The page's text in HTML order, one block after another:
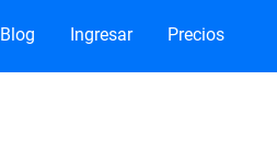
Blog Ingresar Precios